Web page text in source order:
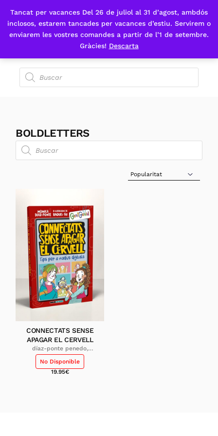
Tancat per vacances Del 26 de juliol al 31 d’agost, ambdós
inclosos, estarem tancades per vacances d’estiu. Servirem o
enviarem les vostres comandes a partir de l’1 de setembre.
Gràcies! Descarta
Fes-te'n sòcia
BOLDLETTERS
Sort Products
CONNECTATS SENSE
APAGAR EL CERVELL
díaz-ponte penedo,
mónica; gu, raquel
No Disponible
19.95€